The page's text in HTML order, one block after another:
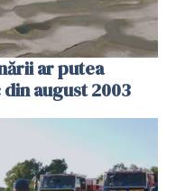
ar putea
august 2003